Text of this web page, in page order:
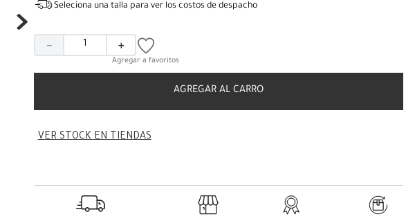
Seleciona una talla para ver los costos de despacho
＋
－
AGREGAR AL CARRO
VER STOCK EN TIENDAS